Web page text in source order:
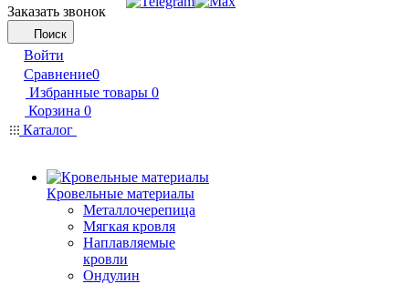
Заказать звонок
Поиск
Войти
Сравнение0
Избранные товары 0
Корзина 0
Каталог
Кровельные материалы
Металлочерепица
Мягкая кровля
Наплавляемые
кровли
Ондулин